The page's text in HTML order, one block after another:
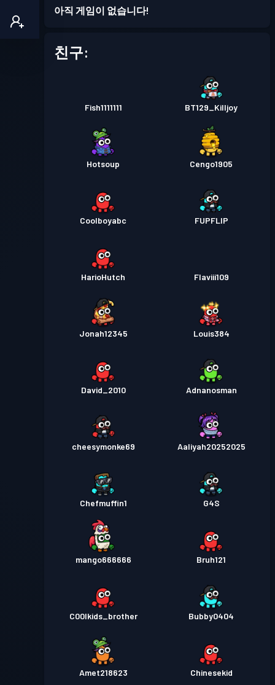
아직 게임이 없습니다!
친구:
Fish1111111 BT129_Killjoy
Hotsoup Cengo1905
Coolboyabc FUPFLIP
HarioHutch Flaviii109
Jonah12345 Louis384
David_2010 Adnanosman
cheesymonke69 Aaliyah20252025
Chefmuffin1 G4S
mango666666 Bruh121
C00lkids_brother Bubby0404
Amet218623 Chinesekid